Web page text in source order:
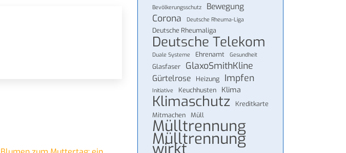
Bevölkerungsschutz Bewegung
Corona Deutsche Rheuma-Liga
Deutsche Rheumaliga
Deutsche Telekom
Duale Systeme Ehrenamt Gesundheit
Glasfaser GlaxoSmithKline
Gürtelrose Heizung Impfen
Initiative Keuchhusten Klima
Klimaschutz
Kreditkarte
Mitmachen Müll
Mülltrennung
Mülltrennung